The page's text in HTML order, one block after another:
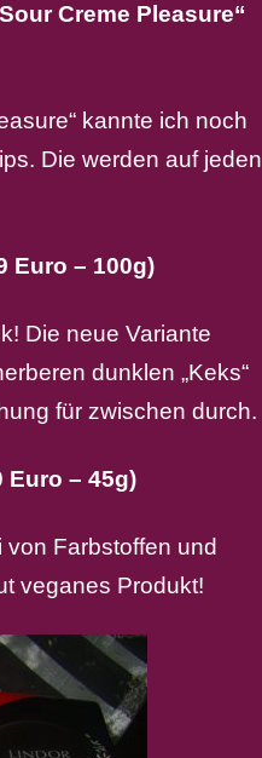
Creme Pleasure“
kannte ich noch
Die werden auf jeden
Euro – 100g)
Die neue Variante
dunklen „Keks“
für zwischen durch.
Euro – 45g)
von Farbstoffen und
veganes Produkt!